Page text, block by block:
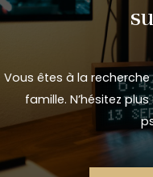
Vous êtes à la
famille. N’hésitez